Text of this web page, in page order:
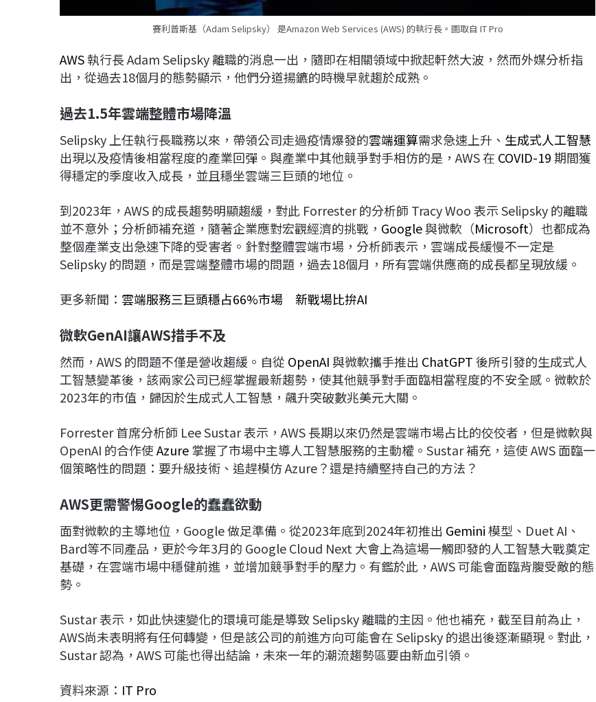
賽利普斯基（Adam Selipsky） 是Amazon Web Services (AWS) 的執行長。圖取自 IT Pro
AWS執行長 Adam Selipsky 離職的消息一出，隨即在相關領域中掀起軒然大波，然而外媒分析指
出，從過去18個月的態勢顯示，他們分道揚鑣的時機早就趨於成熟。
過去1.5年雲端整體市場降溫
Selipsky 上任執行長職務以來，帶領公司走過疫情爆發的雲端運算需求急速上升、 生成式人工智慧
出現以及疫情後相當程度的產業回彈。與產業中其他競爭對手相仿的是，AWS 在 COVID-19期間獲
得穩定的季度收入成長，並且穩坐雲端三巨頭的地位。
到2023年，AWS 的成長趨勢明顯趨緩，對此 Forrester 的分析師 Tracy Woo 表示 Selipsky 的離職
並不意外；分析師補充道，隨著企業應對宏觀經濟的挑戰， Google與微軟（Microsoft）也都成為
整個產業支出急速下降的受害者。針對整體雲端市場，分析師表示，雲端成長緩慢不一定是
Selipsky 的問題，而是雲端整體市場的問題，過去18個月，所有雲端供應商的成長都呈現放緩。
更多新聞： 雲端服務三巨頭穩占66%市場 新戰場比拚AI
微軟GenAI讓AWS措手不及
然而，AWS 的問題不僅是營收趨緩。自從 OpenAI與微軟攜手推出 ChatGPT後所引發的生成式人
工智慧變革後，該兩家公司已經掌握最新趨勢，使其他競爭對手面臨相當程度的不安全感。微軟於
2023年的市值，歸因於生成式人工智慧，飆升突破數兆美元大關。
Forrester 首席分析師 Lee Sustar 表示，AWS 長期以來仍然是雲端市場占比的佼佼者，但是微軟與
OpenAI 的合作使Azure掌握了市場中主導人工智慧服務的主動權。Sustar 補充，這使 AWS 面臨一
個策略性的問題：要升級技術、追趕模仿 Azure？還是持續堅持自己的方法？
AWS更需警惕Google的蠢蠢欲動
面對微軟的主導地位，Google 做足準備。從2023年底到2024年初推出 Gemini模型、Duet AI、
Bard等不同產品，更於今年3月的 Google Cloud Next 大會上為這場一觸即發的人工智慧大戰奠定
基礎，在雲端市場中穩健前進，並增加競爭對手的壓力。有鑑於此，AWS 可能會面臨背腹受敵的態
勢。
Sustar 表示，如此快速變化的環境可能是導致 Selipsky 離職的主因。他也補充，截至目前為止，
AWS尚未表明將有任何轉變，但是該公司的前進方向可能會在 Selipsky 的退出後逐漸顯現。對此，
Sustar 認為，AWS 可能也得出結論，未來一年的潮流趨勢區要由新血引領。
資料來源： IT Pro